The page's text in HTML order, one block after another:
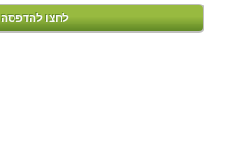
לחצו להדפסה